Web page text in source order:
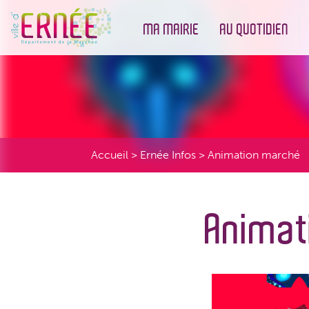
MA MAIRIE AU QUOTIDIEN
Accueil > Ernée Infos > Animation marché